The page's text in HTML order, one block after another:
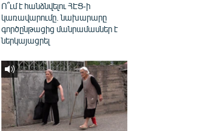
Ո՞ւմ է հանձնվելու ՀԷՑ-ի
կառավարումը. նախարարը
գործընթացից մանրամասներ է
ներկայացրել